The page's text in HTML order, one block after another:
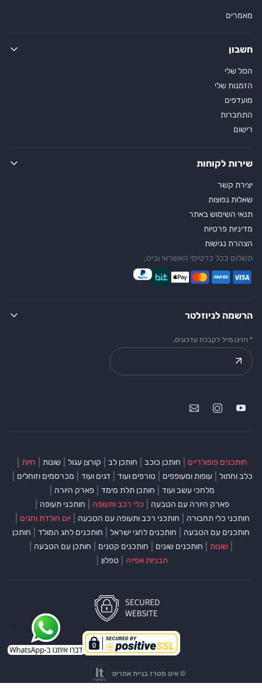
מאמרים
חשבון
הסל שלי
הזמנות שלי
מועדפים
התחברות
רישום
שירות לקוחות
יצירת קשר
שאלות נפוצות
תנאי השימוש באתר
מדיניות פרטיות
הצהרת נגישות
תשלום בכל כרטיסי האשראי וביט:
הרשמה לניוזלטר
* הזינו מייל לקבלת עדכונים.
חותכנים פופולריים חותכן כוכב חותכן לב קורצן עגול שונות חיות
כלב וחתול עופות ומעופפים טורפים ועוד דגים ועוד מכרסמים וזוחלים
מלחכי עשב ועוד חותכן תלת מימד פארק היורה
פארק היורה עם הטבעה כלי רכב ותעופה חותכני תעופה
חותכני כלי תחבורה חותכני רכב ותעופה עם הטבעה יום הולדת וחגים
חותכנים עם הטבעה חותכנים לחגי ישראל חותכנים לחג המולד חותכן
שונות חותכנים שונים חותכנים קטנים חותכן עם הטבעה
תבניות אפייה טפלון
© איט מטרז בניית אתרים